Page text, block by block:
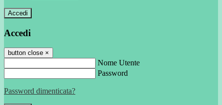
Accedi
Accedi
button close ×
Nome Utente
Password
Password dimenticata?